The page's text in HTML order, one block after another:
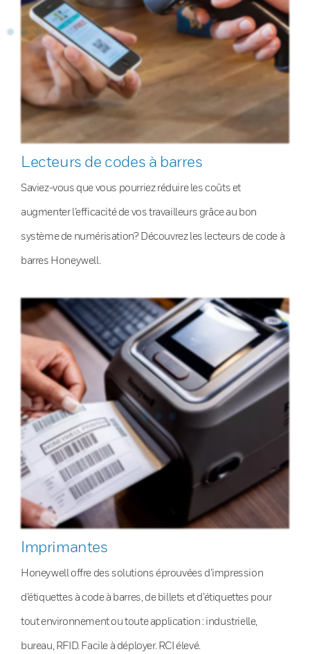
Lecteurs de codes à barres
Saviez-vous que vous pourriez réduire les coûts et
augmenter l’efficacité de vos travailleurs grâce au bon
système de numérisation? Découvrez les lecteurs de code à
barres Honeywell.
Imprimantes
Honeywell offre des solutions éprouvées d’impression
d’étiquettes à code à barres, de billets et d’étiquettes pour
tout environnement ou toute application : industrielle,
bureau, RFID. Facile à déployer. RCI élevé.